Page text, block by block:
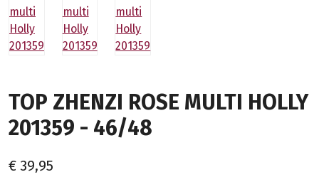
TOP ZHENZI ROSE MULTI HOLLY
201359 - 46/48
€ 39,95